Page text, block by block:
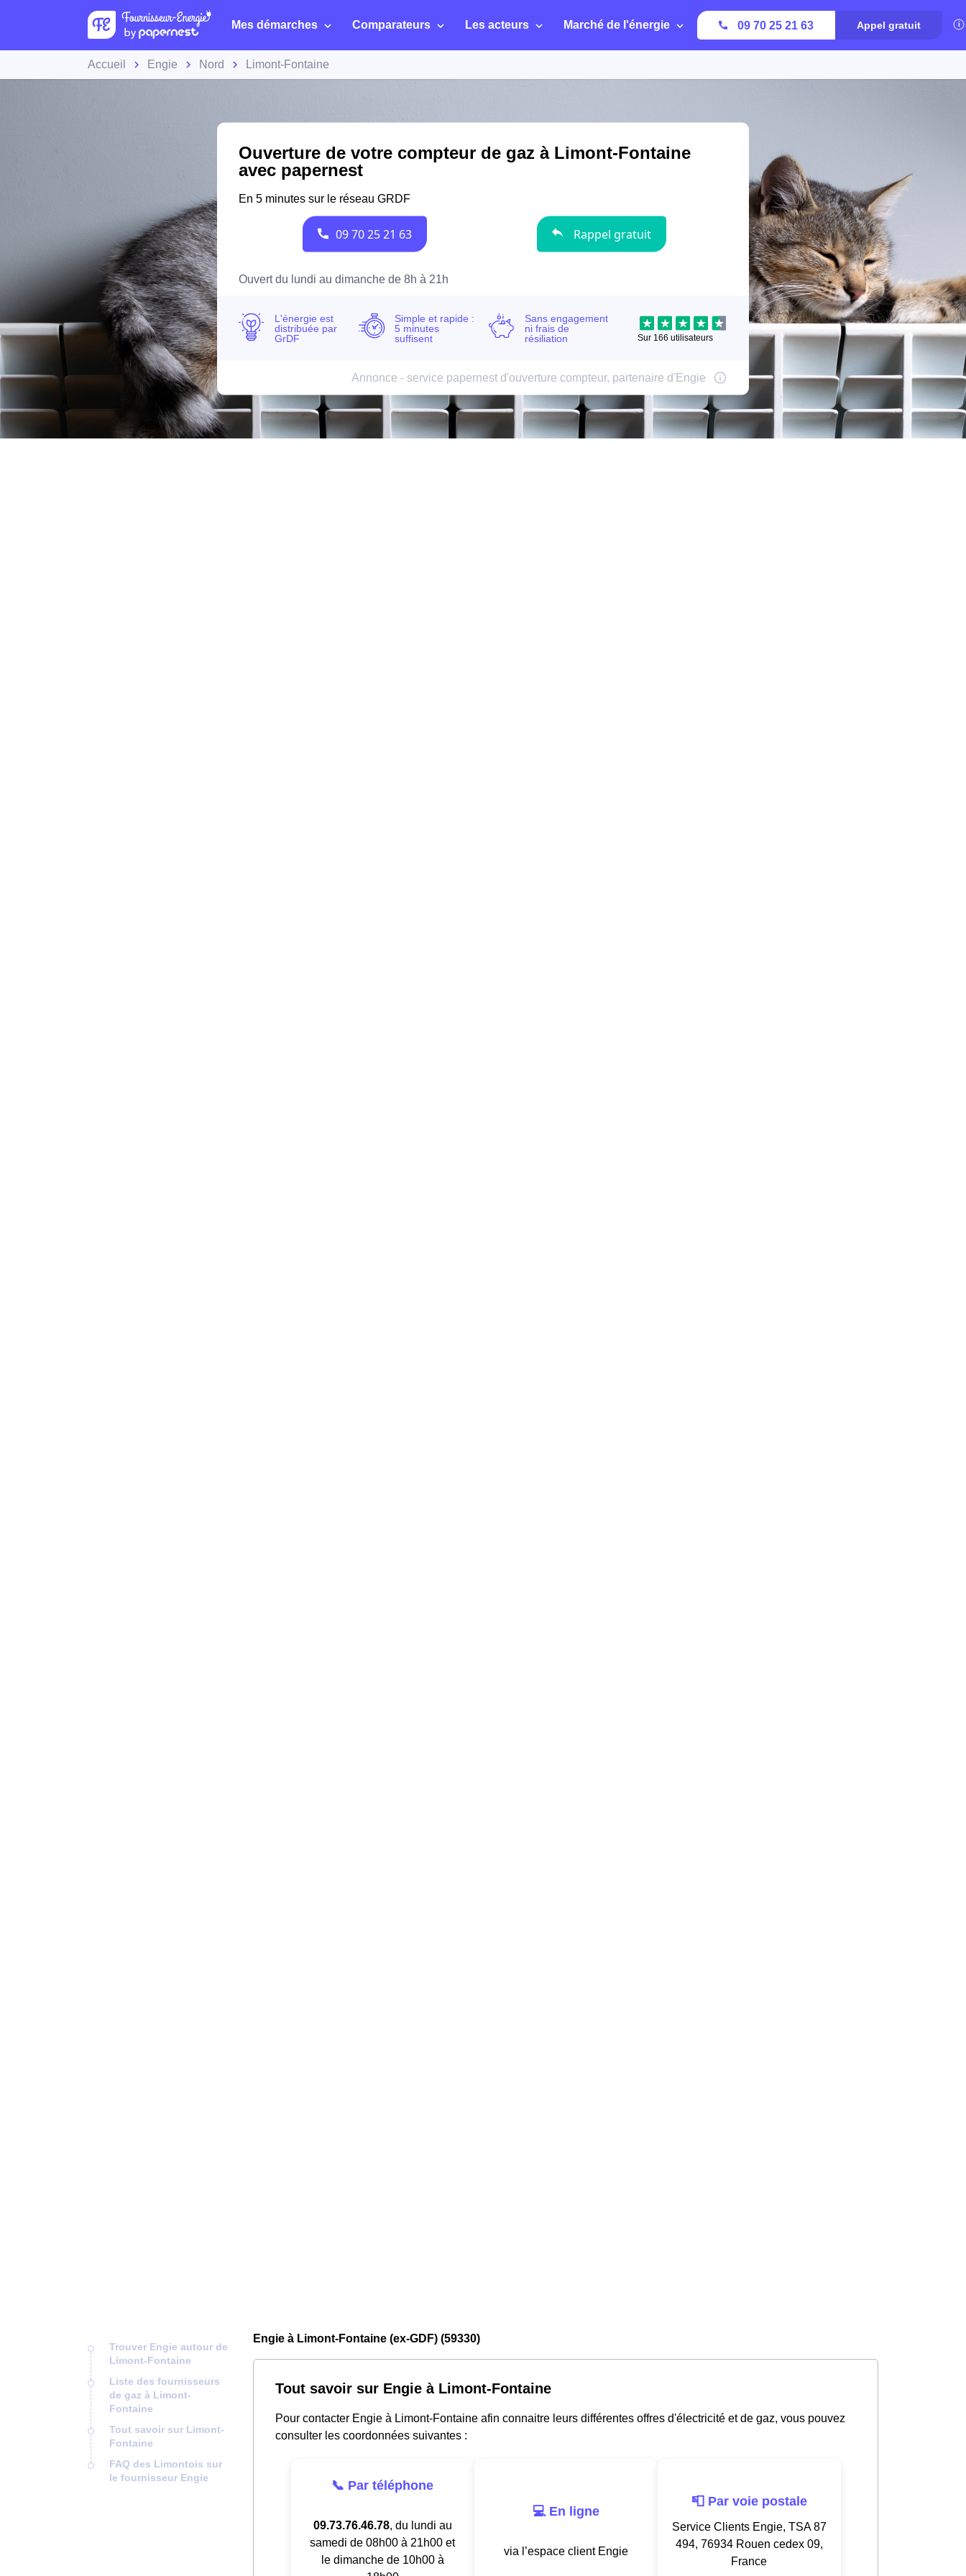
Mes démarches Comparateurs Les acteurs Marché de l'énergie 09 70 25 21 63 Appel gratuit
Accueil Engie Nord Limont-Fontaine
Trouver Engie autour de
Limont-Fontaine
Liste des fournisseurs
de gaz à Limont-
Fontaine
Tout savoir sur Limont-
Fontaine
FAQ des Limontois sur
le fournisseur Engie
Engie à Limont-Fontaine (ex-GDF) (59330)
Tout savoir sur Engie à Limont-Fontaine
Pour contacter Engie à Limont-Fontaine afin connaitre leurs différentes offres d'électricité et de gaz, vous pouvez
consulter les coordonnées suivantes :
📞 Par téléphone
09.73.76.46.78, du lundi au
samedi de 08h00 à 21h00 et
le dimanche de 10h00 à
💻 En ligne
via l’espace client Engie
📮 Par voie postale
Service Clients Engie, TSA 87
494, 76934 Rouen cedex 09,
France